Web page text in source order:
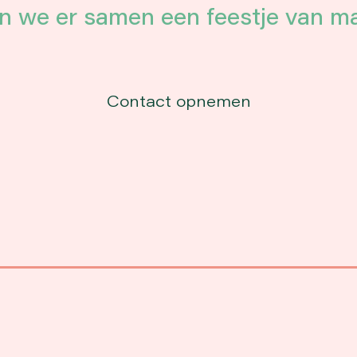
we er samen een feestje van
Contact opnemen